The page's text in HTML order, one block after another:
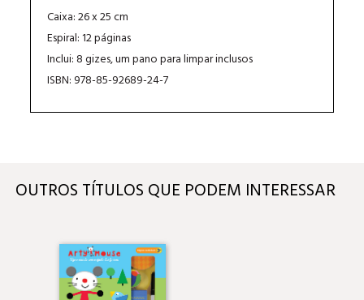
Caixa: 26 x 25 cm
Espiral: 12 páginas
Inclui: 8 gizes, um pano para limpar inclusos
ISBN: 978-85-92689-24-7
OUTROS TÍTULOS QUE PODEM INTERESSAR